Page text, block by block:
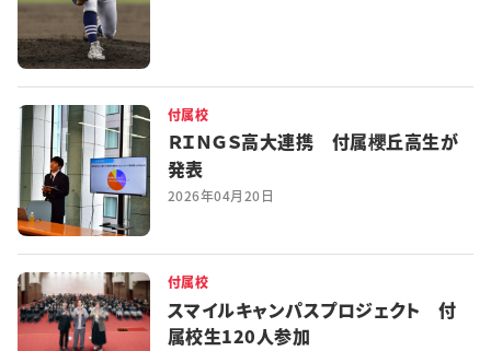
付属校
ＲＩＮＧＳ高大連携 付属櫻丘高生が
発表
2026年04月20日
付属校
スマイルキャンパスプロジェクト 付
属校生120人参加